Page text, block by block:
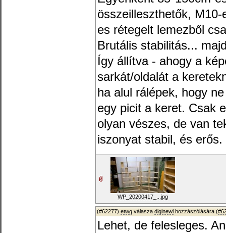
összeilleszthetők,
es rétegelt lemezből
Brutális stabilitás...
Így állítva - ahogy a
sarkát/oldalát a
ha alul rálépek, hogy
egy picit a keret. Csak
olyan vészes, de van
iszonyat stabil, és
WP_20200417_...jpg
(#62277) etwg válasza diginewl hozzászólására (
Lehet, de felesleges.